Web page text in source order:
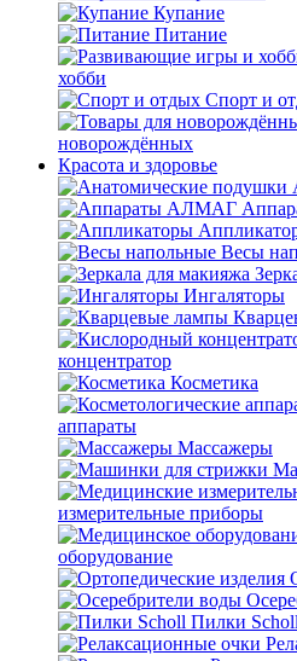
Купание
Питание
хобби
Спорт и
новорождённых
Красота и здоровье
Весы
Ингаляторы
концентратор
Косметика
аппараты
Массажеры
измерительные приборы
оборудование
Пилки Scholl